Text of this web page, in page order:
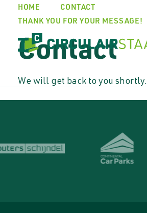
HOME
CONTACT
THANK YOU FOR YOUR MESSAGE!
Contact
We will get back to you shortly.